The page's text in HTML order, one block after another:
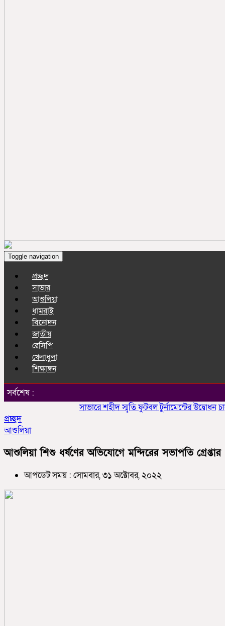
Toggle navigation
প্রচ্ছদ
সাভার
আশুলিয়া
ধামরাই
বিনোদন
জাতীয়
রেসিপি
খেলাধুলা
শিক্ষাঙ্গন
সর্বশেষ :
সাভারে শহীদ স্মৃতি ফুটবল টুর্নামেন্টের উদ্বোধন
প্রচ্ছদ
আশুলিয়া
আশুলিয়া শিশু ধর্ষণের অভিযোগে মন্দিরের সভাপতি গ্রেপ্তার
আপডেট সময় : সোমবার, ৩১ অক্টোবর, ২০২২